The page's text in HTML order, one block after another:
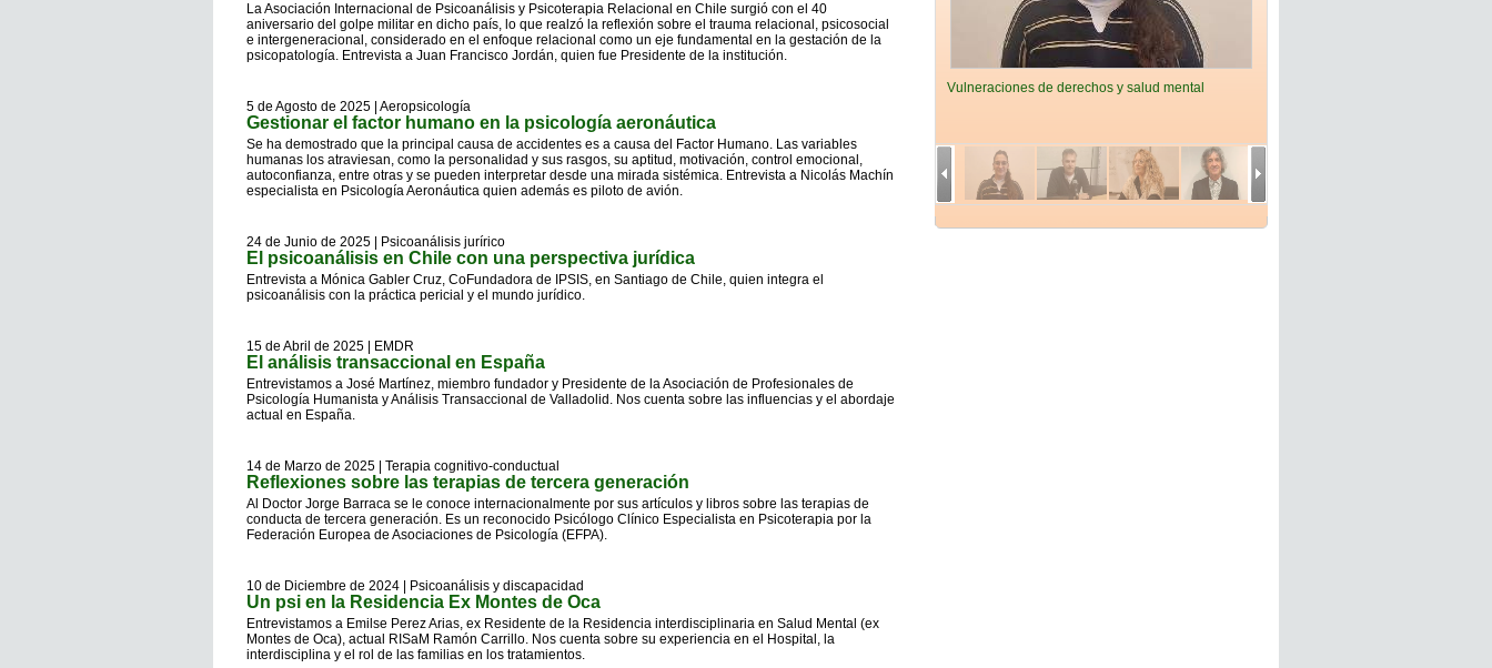
La Asociación Internacional de Psicoanálisis y Psicoterapia Relacional en Chile surgió con el 40
aniversario del golpe militar en dicho país, lo que realzó la reflexión sobre el trauma relacional, psicosocial
e intergeneracional, considerado en el enfoque relacional como un eje fundamental en la gestación de la
psicopatología. Entrevista a Juan Francisco Jordán, quien fue Presidente de la institución.
5 de Agosto de 2025 | Aeropsicología
Gestionar el factor humano en la psicología aeronáutica
Se ha demostrado que la principal causa de accidentes es a causa del Factor Humano. Las variables
humanas los atraviesan, como la personalidad y sus rasgos, su aptitud, motivación, control emocional,
autoconfianza, entre otras y se pueden interpretar desde una mirada sistémica. Entrevista a Nicolás Machín
especialista en Psicología Aeronáutica quien además es piloto de avión.
24 de Junio de 2025 | Psicoanálisis jurírico
El psicoanálisis en Chile con una perspectiva jurídica
Entrevista a Mónica Gabler Cruz, CoFundadora de IPSIS, en Santiago de Chile, quien integra el
psicoanálisis con la práctica pericial y el mundo jurídico.
15 de Abril de 2025 | EMDR
El análisis transaccional en España
Entrevistamos a José Martínez, miembro fundador y Presidente de la Asociación de Profesionales de
Psicología Humanista y Análisis Transaccional de Valladolid. Nos cuenta sobre las influencias y el abordaje
actual en España.
14 de Marzo de 2025 | Terapia cognitivo-conductual
Reflexiones sobre las terapias de tercera generación
Al Doctor Jorge Barraca se le conoce internacionalmente por sus artículos y libros sobre las terapias de
conducta de tercera generación. Es un reconocido Psicólogo Clínico Especialista en Psicoterapia por la
Federación Europea de Asociaciones de Psicología (EFPA).
10 de Diciembre de 2024 | Psicoanálisis y discapacidad
Un psi en la Residencia Ex Montes de Oca
Entrevistamos a Emilse Perez Arias, ex Residente de la Residencia interdisciplinaria en Salud Mental (ex
Montes de Oca), actual RISaM Ramón Carrillo. Nos cuenta sobre su experiencia en el Hospital, la
interdisciplina y el rol de las familias en los tratamientos.
Vulneraciones de derechos y salud mental